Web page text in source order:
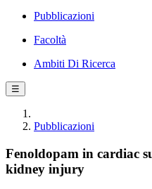
Pubblicazioni
Facoltà
Ambiti Di Ricerca
☰
Pubblicazioni
Fenoldopam in cardiac
kidney injury